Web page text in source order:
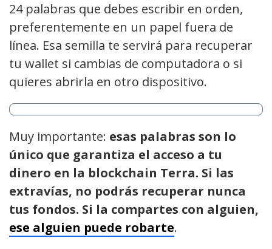
24 palabras que debes escribir en orden,
preferentemente en un papel fuera de
línea. Esa semilla te servirá para recuperar
tu wallet si cambias de computadora o si
quieres abrirla en otro dispositivo.
Muy importante: esas palabras son lo
único que garantiza el acceso a tu
dinero en la blockchain Terra. Si las
extravías, no podrás recuperar nunca
tus fondos. Si la compartes con alguien,
ese alguien puede robarte.